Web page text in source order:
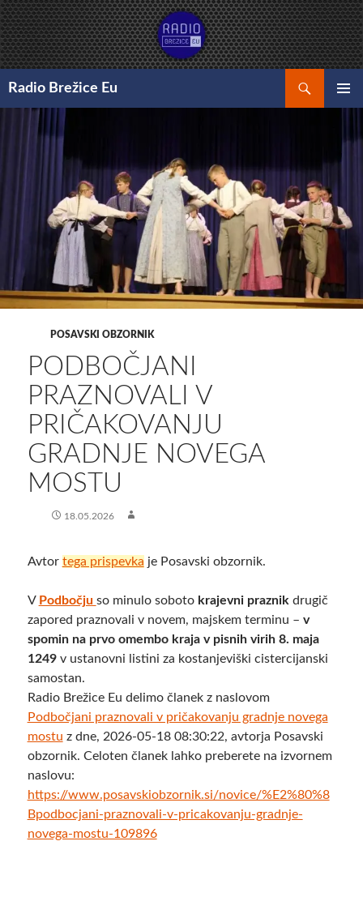
Preskoči
na
vsebino
Radio Brežice Eu
POSAVSKI OBZORNIK
​PODBOČJANI
PRAZNOVALI V
PRIČAKOVANJU
GRADNJE NOVEGA
MOSTU
18.05.2026
Avtor tega prispevka je Posavski obzornik.
V Podbočju so minulo soboto krajevni praznik drugič
zapored praznovali v novem, majskem terminu – v
spomin na prvo omembo kraja v pisnih virih 8. maja
1249v ustanovni listini za kostanjeviški cistercijanski
samostan.
Radio Brežice Eu delimo članek z naslovom
Podbočjani praznovali v pričakovanju gradnje novega
mostu z dne, 2026-05-18 08:30:22, avtorja Posavski
obzornik. Celoten članek lahko preberete na izvornem
naslovu:
https://www.posavskiobzornik.si/novice/%E2%80%8
Bpodbocjani-praznovali-v-pricakovanju-gradnje-
novega-mostu-109896